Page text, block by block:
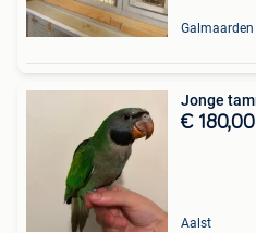
Galmaarden
Jonge
€ 180,00
Aalst